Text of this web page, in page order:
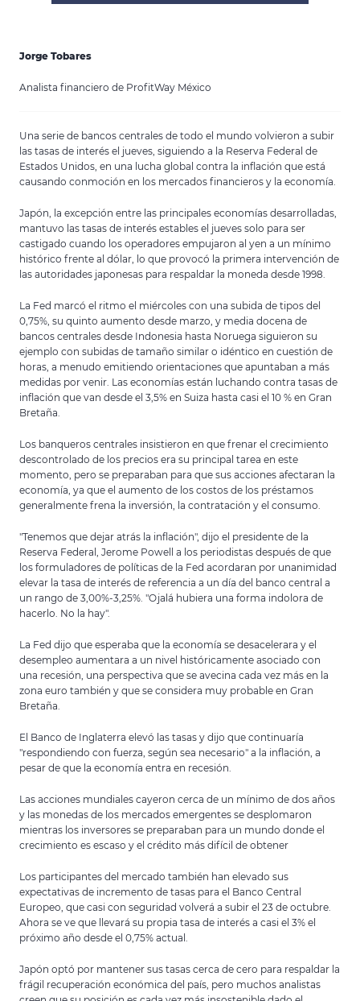
Jorge Tobares
Analista financiero de ProfitWay México
Una serie de bancos centrales de todo el mundo volvieron a subir
las tasas de interés el jueves, siguiendo a la Reserva Federal de
Estados Unidos, en una lucha global contra la inflación que está
causando conmoción en los mercados financieros y la economía.
Japón, la excepción entre las principales economías desarrolladas,
mantuvo las tasas de interés estables el jueves solo para ser
castigado cuando los operadores empujaron al yen a un mínimo
histórico frente al dólar, lo que provocó la primera intervención de
las autoridades japonesas para respaldar la moneda desde 1998.
La Fed marcó el ritmo el miércoles con una subida de tipos del
0,75%, su quinto aumento desde marzo, y media docena de
bancos centrales desde Indonesia hasta Noruega siguieron su
ejemplo con subidas de tamaño similar o idéntico en cuestión de
horas, a menudo emitiendo orientaciones que apuntaban a más
medidas por venir. Las economías están luchando contra tasas de
inflación que van desde el 3,5% en Suiza hasta casi el 10 % en Gran
Bretaña.
Los banqueros centrales insistieron en que frenar el crecimiento
descontrolado de los precios era su principal tarea en este
momento, pero se preparaban para que sus acciones afectaran la
economía, ya que el aumento de los costos de los préstamos
generalmente frena la inversión, la contratación y el consumo.
"Tenemos que dejar atrás la inflación", dijo el presidente de la
Reserva Federal, Jerome Powell a los periodistas después de que
los formuladores de políticas de la Fed acordaran por unanimidad
elevar la tasa de interés de referencia a un día del banco central a
un rango de 3,00%-3,25%. "Ojalá hubiera una forma indolora de
hacerlo. No la hay".
La Fed dijo que esperaba que la economía se desacelerara y el
desempleo aumentara a un nivel históricamente asociado con
una recesión, una perspectiva que se avecina cada vez más en la
zona euro también y que se considera muy probable en Gran
Bretaña.
El Banco de Inglaterra elevó las tasas y dijo que continuaría
"respondiendo con fuerza, según sea necesario" a la inflación, a
pesar de que la economía entra en recesión.
Las acciones mundiales cayeron cerca de un mínimo de dos años
y las monedas de los mercados emergentes se desplomaron
mientras los inversores se preparaban para un mundo donde el
crecimiento es escaso y el crédito más difícil de obtener
Los participantes del mercado también han elevado sus
expectativas de incremento de tasas para el Banco Central
Europeo, que casi con seguridad volverá a subir el 23 de octubre.
Ahora se ve que llevará su propia tasa de interés a casi el 3% el
próximo año desde el 0,75% actual.
Japón optó por mantener sus tasas cerca de cero para respaldar la
frágil recuperación económica del país, pero muchos analistas